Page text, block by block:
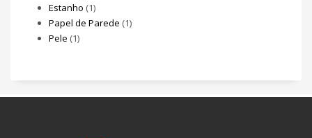
Estanho (1)
Papel de Parede (1)
Pele (1)